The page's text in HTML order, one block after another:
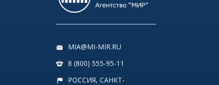
MIA@MI-MIR.RU
8 (800) 555-95-11
РОССИЯ, САНКТ-